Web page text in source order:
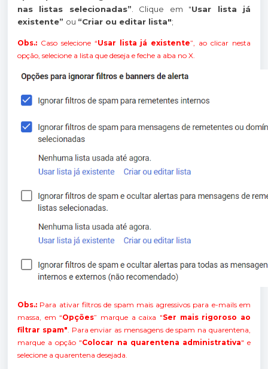
nas listas selecionadas”. Clique em "Usar lista já
existente” ou “Criar ou editar lista";
Obs.: Caso selecione “Usar lista já existente”, ao clicar nesta
opção, selecione a lista que deseja e feche a aba no X.
Obs.: Para ativar filtros de spam mais agressivos para e-mails em
massa, em “Opções” marque a caixa "Ser mais rigoroso ao
filtrar spam". Para enviar as mensagens de spam na quarentena,
marque a opção "Colocar na quarentena administrativa" e
selecione a quarentena desejada.